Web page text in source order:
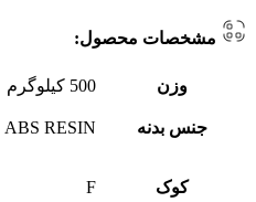
مشخصات محصول:
وزن 500 کیلوگرم
جنس بدنه ABS RESIN
کوک F